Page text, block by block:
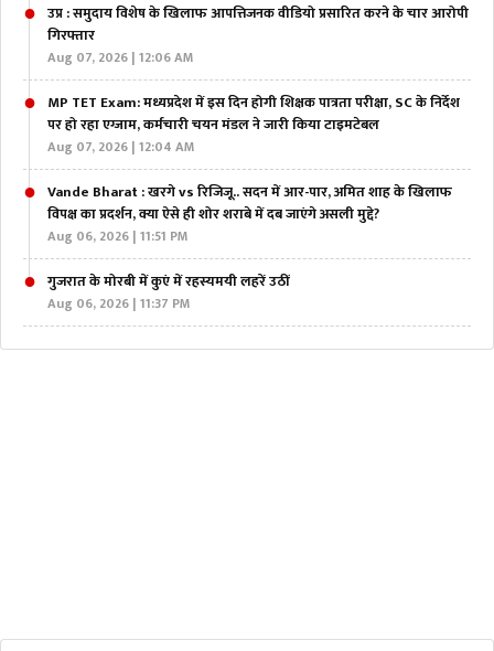
उप्र : समुदाय विशेष के खिलाफ आपत्तिजनक वीडियो प्रसारित करने के चार आरोपी
गिरफ्तार
Aug 07, 2026 | 12:06 AM
MP TET Exam: मध्यप्रदेश में इस दिन होगी शिक्षक पात्रता परीक्षा, SC के निर्देश
पर हो रहा एग्जाम, कर्मचारी चयन मंडल ने जारी किया टाइमटेबल
Aug 07, 2026 | 12:04 AM
Vande Bharat : खरगे vs रिजिजू.. सदन में आर-पार, अमित शाह के खिलाफ
विपक्ष का प्रदर्शन, क्या ऐसे ही शोर शराबे में दब जाएंगे असली मुद्दे?
Aug 06, 2026 | 11:51 PM
गुजरात के मोरबी में कुएं में रहस्यमयी लहरें उठीं
Aug 06, 2026 | 11:37 PM